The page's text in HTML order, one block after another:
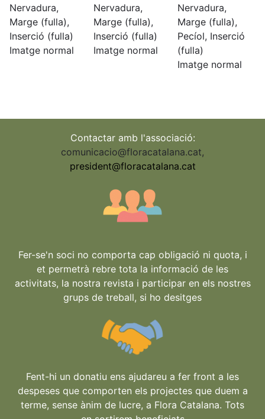
Nervadura,
Marge (fulla),
Inserció (fulla)
Imatge normal
Nervadura,
Marge (fulla),
Inserció (fulla)
Imatge normal
Nervadura,
Marge (fulla),
Pecíol, Inserció
(fulla)
Imatge normal
Contactar amb l'associació:
comunicacio@floracatalana.cat,
president@floracatalana.cat
Fer-se'n soci no comporta cap obligació ni quota, i
et permetrà rebre tota la informació de les
activitats, la nostra revista i participar en els nostres
grups de treball, si ho desitges
Fent-hi un donatiu ens ajudareu a fer front a les
despeses que comporten els projectes que duem a
terme, sense ànim de lucre, a Flora Catalana. Tots